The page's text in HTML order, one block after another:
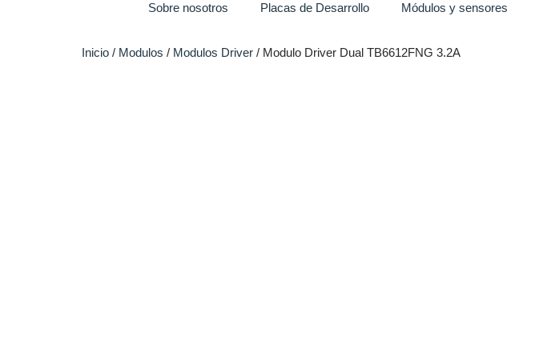
Sobre nosotros Placas de Desarrollo Módulos y sensores
Inicio / Modulos / Modulos Driver / Modulo Driver Dual TB6612FNG 3.2A